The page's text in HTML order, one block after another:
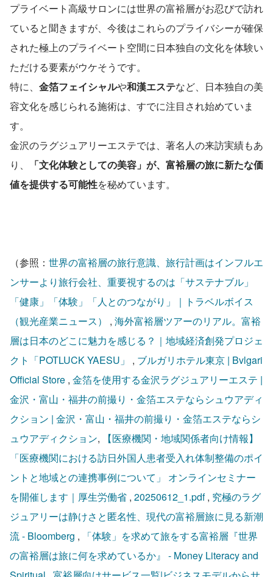
プライベート高級サロンには世界の富裕層がお忍びで訪れ
ていると聞きますが、今後はこれらのプライバシーが確保
された極上のプライベート空間に日本独自の文化を体験い
ただける要素がウケそうです。
特に、 金箔フェイシャルや和漢エステなど、日本独自の美
容文化を感じられる施術は、すでに注目され始めていま
す。
金沢のラグジュアリーエステでは、著名人の来訪実績もあ
り、
「文化体験としての美容」が、富裕層の旅に新たな価
値を提供する可能性を秘めています。
（参照： 世界の富裕層の旅行意識、旅行計画はインフルエ
ンサーより旅行会社、重要視するのは「サステナブル」
「健康」「体験」「人とのつながり」｜トラベルボイス
（観光産業ニュース）
, 海外富裕層ツアーのリアル。富裕
層は日本のどこに魅力を感じる？｜地域経済創発プロジェ
クト「POTLUCK YAESU」
, ブルガリホテル東京 | Bvlgari
Official Store , 金箔を使用する金沢ラグジュアリーエステ |
金沢・富山・福井の前撮り・金箔エステならシュウアディ
クション | 金沢・富山・福井の前撮り・金箔エステならシ
ュウアディクション,
【医療機関・地域関係者向け情報】
「医療機関における訪日外国人患者受入れ体制整備のポイ
ントと地域との連携事例について」 オンラインセミナー
を開催します｜厚生労働省 , 20250612_1.pdf , 究極のラグ
ジュアリーは静けさと匿名性、現代の富裕層旅に見る新潮
流 - Bloomberg ,
「体験」を求めて旅をする富裕層『世界
の富裕層は旅に何を求めているか』 - Money Literacy and